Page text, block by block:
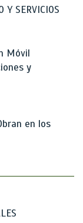
Y SERVICIOS
Móvil
y
en los